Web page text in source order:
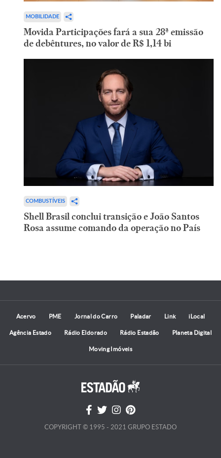
MOBILIDADE
Movida Participações fará a sua 28ª emissão
de debêntures, no valor de R$ 1,14 bi
COMBUSTÍVEIS
Shell Brasil conclui transição e João Santos
Rosa assume comando da operação no País
Acervo PME Jornal do Carro Paladar Link iLocal
Agência Estado Rádio Eldorado Rádio Estadão Planeta Digital
Moving Imóveis
COPYRIGHT © 1995 - 2021 GRUPO ESTADO